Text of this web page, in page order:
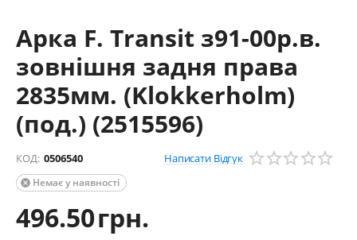
Арка F. Transit з91-00р.в.
зовнішня задня права
2835мм. (Klokkerholm)
(под.) (2515596)
КОД: 0506540 Написати Відгук
Немає у наявності

496.50грн.